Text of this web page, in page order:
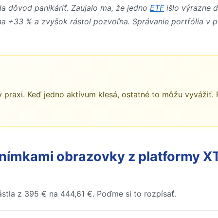
dôvod panikáriť. Zaujalo ma, že jedno ETFišlo výrazne
+33 % a zvyšok rástol pozvoľna. Správanie portfólia v
Keď jedno aktívum klesá, ostatné to môžu
obrazovky z platformy
z 395 € na 444,61 €. Poďme si to rozpísať.